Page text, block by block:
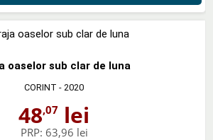
oaselor sub clar de luna
CORINT - 2020
48,07 lei
PRP: 63,96 lei